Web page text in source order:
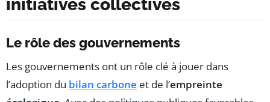
initiatives collectives
Le rôle des gouvernements
Les gouvernements ont un rôle clé à jouer dans
l’adoption du bilan carbone et de l’empreinte